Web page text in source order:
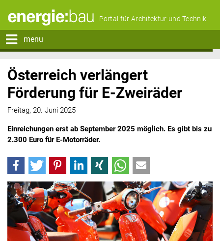
Portal für Architektur und Technik
menu
Österreich verlängert
Förderung für E-Zweiräder
Freitag, 20. Juni 2025
Einreichungen erst ab September 2025 möglich. Es gibt bis zu
2.300 Euro für E-Motorräder.